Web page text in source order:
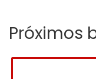
Próximos